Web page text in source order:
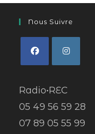
Nous Suivre
Radio•REC
05 49 56 59 28
07 89 05 55 99